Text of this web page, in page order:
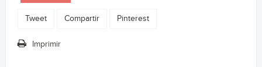
Tweet Compartir Pinterest
Imprimir